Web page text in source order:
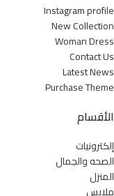
Instagram profile
New Collection
Woman Dress
Contact Us
Latest News
Purchase Theme
الأقسام
إلكترونيات
الصحه والجمال
المنزل
ملابس